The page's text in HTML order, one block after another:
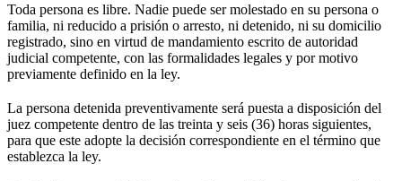
Toda persona es libre. Nadie puede ser molestado en su persona o
familia, ni reducido a prisión o arresto, ni detenido, ni su domicilio
registrado, sino en virtud de mandamiento escrito de autoridad
judicial competente, con las formalidades legales y por motivo
previamente definido en la ley.
La persona detenida preventivamente será puesta a disposición del
juez competente dentro de las treinta y seis (36) horas siguientes,
para que este adopte la decisión correspondiente en el término que
establezca la ley.